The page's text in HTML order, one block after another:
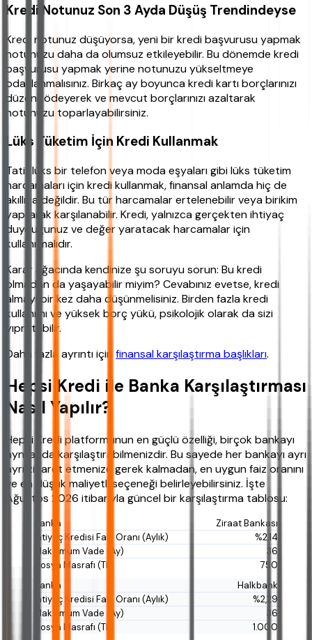
Kredi Notunuz Son 3 Ayda Düşüş Trendindeyse
Kredi notunuz düşüyorsa, yeni bir kredi başvurusu yapmak
notunuzu daha da olumsuz etkileyebilir. Bu dönemde kredi
başvurusu yapmak yerine notunuzu yükseltmeye
odaklanmalısınız. Birkaç ay boyunca kredi kartı borçlarınızı
düzenli ödeyerek ve mevcut borçlarınızı azaltarak
notunuzu toparlayabilirsiniz.
Lüks Tüketim İçin Kredi Kullanmak
Tatil, lüks bir telefon veya moda eşyaları gibi lüks tüketim
harcamaları için kredi kullanmak, finansal anlamda hiç de
akıllıca değildir. Bu tür harcamalar ertelenebilir veya birikim
yapılarak karşılanabilir. Kredi, yalnızca gerçekten ihtiyaç
duyduğunuz ve değer yaratacak harcamalar için
kullanılmalıdır.
Karar ağacında kendinize şu soruyu sorun: Bu kredi
olmadan da yaşayabilir miyim? Cevabınız evetse, kredi
almayı bir kez daha düşünmelisiniz. Birden fazla kredi
kullanımı ve yüksek borç yükü, psikolojik olarak da sizi
yıpratabilir.
Daha fazla ayrıntı için finansal karşılaştırma başlıkları.
Hepsi Kredi ile Banka Karşılaştırması
Nasıl Yapılır?
Hepsi Kredi platformunun en güçlü özelliği, birçok bankayı
aynı anda karşılaştırabilmenizdir. Bu sayede her bankayı ayrı
ayrı ziyaret etmenize gerek kalmadan, en uygun faiz oranını
ve en düşük maliyetli seçeneği belirleyebilirsiniz. İşte
Ağustos 2026 itibarıyla güncel bir karşılaştırma tablosu:
Ziraat Bankası
%2,14
36
750
Halkbank
%2,29
36
1.000